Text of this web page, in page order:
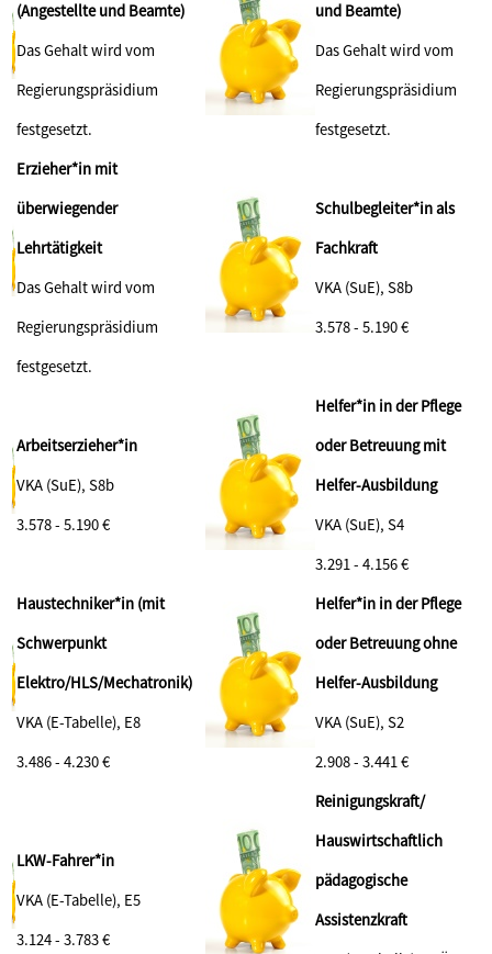
(Angestellte und Beamte)
Das Gehalt wird vom
Regierungspräsidium
festgesetzt.
und Beamte)
Das Gehalt wird vom
Regierungspräsidium
festgesetzt.
Erzieher*in mit
überwiegender
Lehrtätigkeit
Das Gehalt wird vom
Regierungspräsidium
festgesetzt.
Schulbegleiter*in als
Fachkraft
VKA (SuE), S8b
3.578 - 5.190 €
Arbeitserzieher*in
VKA (SuE), S8b
3.578 - 5.190 €
Helfer*in in der Pflege
oder Betreuung mit
Helfer-Ausbildung
VKA (SuE), S4
3.291 - 4.156 €
Haustechniker*in (mit
Schwerpunkt
Elektro/HLS/Mechatronik)
VKA (E-Tabelle), E8
3.486 - 4.230 €
Helfer*in in der Pflege
oder Betreuung ohne
Helfer-Ausbildung
VKA (SuE), S2
2.908 - 3.441 €
LKW-Fahrer*in
VKA (E-Tabelle), E5
3.124 - 3.783 €
Reinigungskraft/
Hauswirtschaftlich
pädagogische
Assistenzkraft